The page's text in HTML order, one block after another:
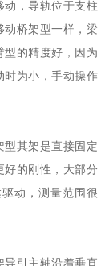
动，导轨位于支柱
动桥架型一样，梁
型的精度好，因为
时为小，手动操作
型其架是直接固定
好的刚性，大部分
动，测量范围很
导引主轴沿着垂直